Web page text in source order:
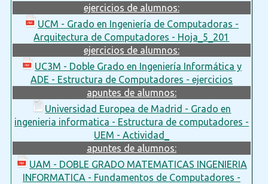
ejercicios de alumnos:
UCM - Grado en Ingeniería de Computadoras -
Arquitectura de Computadores - Hoja_5_201
ejercicios de alumnos:
UC3M - Doble Grado en Ingeniería Informática y
ADE - Estructura de Computadores - ejercicios
apuntes de alumnos:
Universidad Europea de Madrid - Grado en
ingenieria informatica - Estructura de computadores -
UEM - Actividad_
apuntes de alumnos:
UAM - DOBLE GRADO MATEMATICAS INGENIERIA
INFORMATICA - Fundamentos de Computadores -